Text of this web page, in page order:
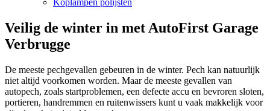
Koplampen polijsten
Veilig de winter in met AutoFirst Garage
Verbrugge
De meeste pechgevallen gebeuren in de winter. Pech kan natuurlijk
niet altijd voorkomen worden. Maar de meeste gevallen van
autopech, zoals startproblemen, een defecte accu en bevroren sloten,
portieren, handremmen en ruitenwissers kunt u vaak makkelijk voor